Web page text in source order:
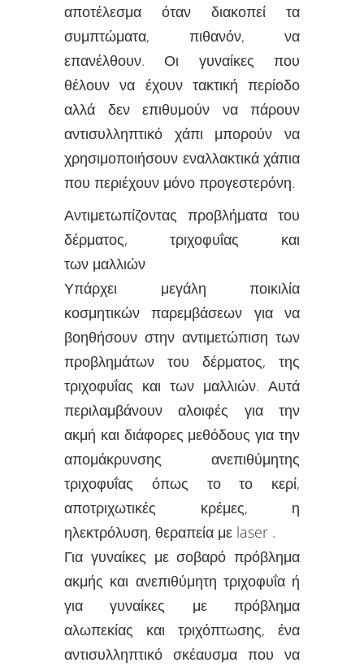
αποτέλεσμα όταν διακοπεί τα
συμπτώματα, πιθανόν, να
επανέλθουν. Οι γυναίκες που
θέλουν να έχουν τακτική περίοδο
αλλά δεν επιθυμούν να πάρουν
αντισυλληπτικό χάπι μπορούν να
χρησιμοποιήσουν εναλλακτικά χάπια
που περιέχουν μόνο προγεστερόνη.
Αντιμετωπίζοντας προβλήματα του
δέρματος, τριχοφυΐας και
των μαλλιών
Υπάρχει μεγάλη ποικιλία
κοσμητικών παρεμβάσεων για να
βοηθήσουν στην αντιμετώπιση των
προβλημάτων του δέρματος, της
τριχοφυΐας και των μαλλιών. Αυτά
περιλαμβάνουν αλοιφές για την
ακμή και διάφορες μεθόδους για την
απομάκρυνσης ανεπιθύμητης
τριχοφυΐας όπως το το κερί,
αποτριχωτικές κρέμες, η
ηλεκτρόλυση, θεραπεία με laser .
Για γυναίκες με σοβαρό πρόβλημα
ακμής και ανεπιθύμητη τριχοφυΐα ή
για γυναίκες με πρόβλημα
αλωπεκίας και τριχόπτωσης, ένα
αντισυλληπτικό σκέαυσμα που να